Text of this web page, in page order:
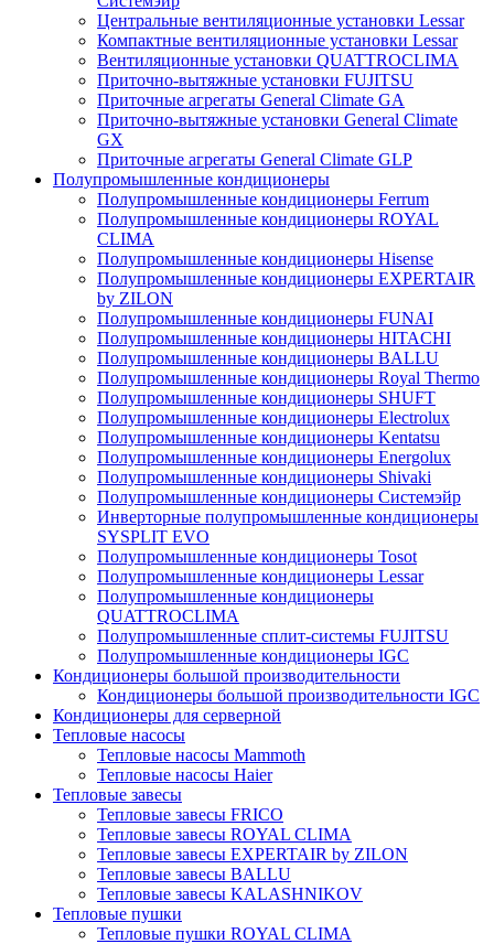
Центральные вентиляционные установки Lessar
Компактные вентиляционные установки Lessar
Вентиляционные установки QUATTROCLIMA
Приточно-вытяжные установки FUJITSU
Приточные агрегаты General Climate GA
Приточно-вытяжные установки General Climate
GX
Приточные агрегаты General Climate GLP
Полупромышленные кондиционеры
Полупромышленные кондиционеры Ferrum
Полупромышленные кондиционеры ROYAL
CLIMA
Полупромышленные кондиционеры Hisense
Полупромышленные кондиционеры EXPERTAIR
by ZILON
Полупромышленные кондиционеры FUNAI
Полупромышленные кондиционеры HITACHI
Полупромышленные кондиционеры BALLU
Полупромышленные кондиционеры Royal Thermo
Полупромышленные кондиционеры SHUFT
Полупромышленные кондиционеры Electrolux
Полупромышленные кондиционеры Kentatsu
Полупромышленные кондиционеры Energolux
Полупромышленные кондиционеры Shivaki
Полупромышленные кондиционеры Системэйр
Инверторные полупромышленные кондиционеры
SYSPLIT EVO
Полупромышленные кондиционеры Tosot
Полупромышленные кондиционеры Lessar
Полупромышленные кондиционеры
QUATTROCLIMA
Полупромышленные сплит-системы FUJITSU
Полупромышленные кондиционеры IGC
Кондиционеры большой производительности
Кондиционеры большой производительности IGC
Кондиционеры для серверной
Тепловые насосы
Тепловые насосы Mammoth
Тепловые насосы Haier
Тепловые завесы
Тепловые завесы FRICO
Тепловые завесы ROYAL CLIMA
Тепловые завесы EXPERTAIR by ZILON
Тепловые завесы BALLU
Тепловые завесы KALASHNIKOV
Тепловые пушки
Тепловые пушки ROYAL CLIMA